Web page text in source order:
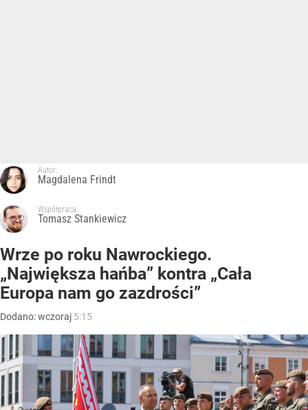
Autor:
Magdalena Frindt
Współpraca:
Tomasz Stankiewicz
Wrze po roku Nawrockiego.
„Największa hańba” kontra „Cała
Europa nam go zazdrości”
Dodano:wczoraj 5:15